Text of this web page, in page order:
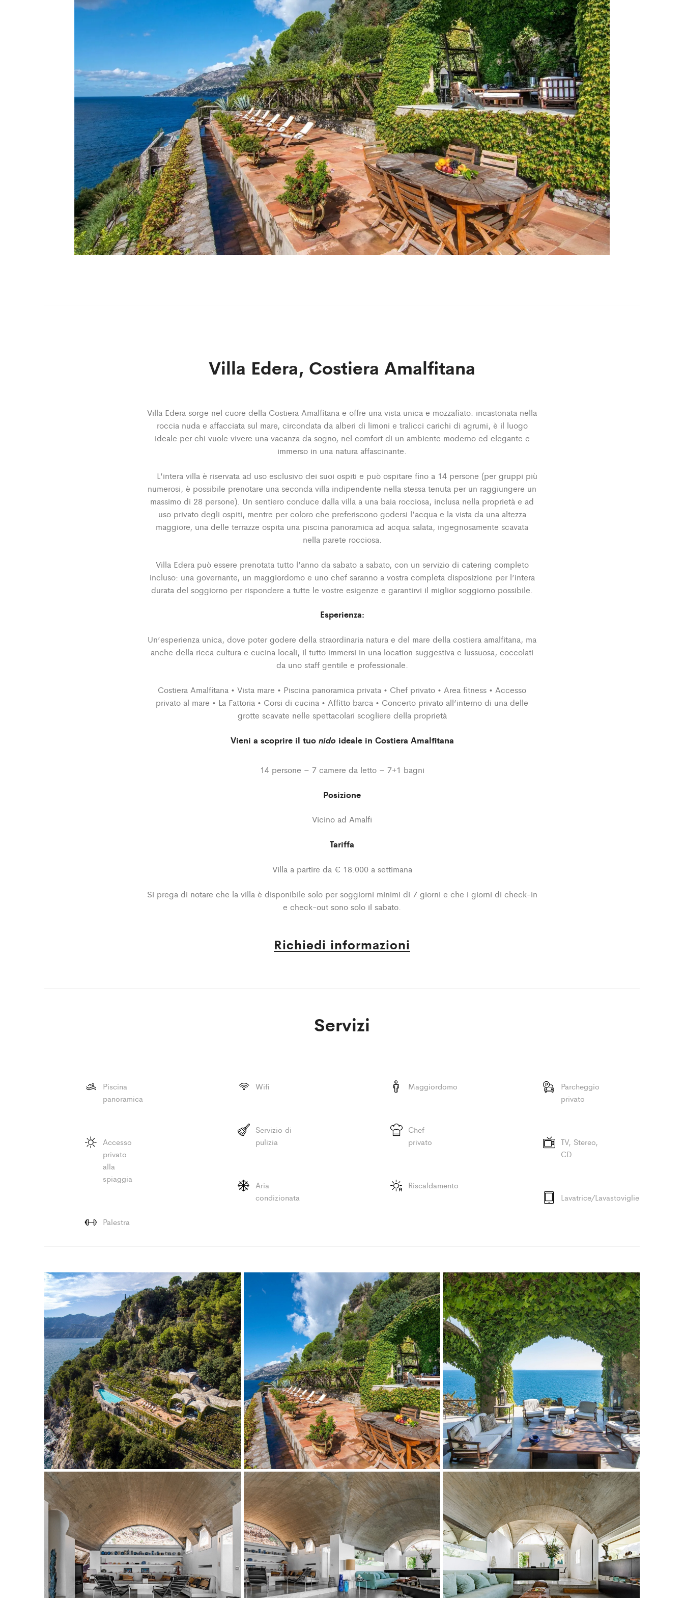
Villa Edera, Costiera Amalfitana
Villa Edera sorge nel cuore della Costiera Amalfitana e offre una vista unica e mozzafiato: incastonata nella
roccia nuda e affacciata sul mare, circondata da alberi di limoni e tralicci carichi di agrumi, è il luogo
ideale per chi vuole vivere una vacanza da sogno, nel comfort di un ambiente moderno ed elegante e
immerso in una natura affascinante.
L’intera villa è riservata ad uso esclusivo dei suoi ospiti e può ospitare fino a 14 persone (per gruppi più
numerosi, è possibile prenotare una seconda villa indipendente nella stessa tenuta per un raggiungere un
massimo di 28 persone). Un sentiero conduce dalla villa a una baia rocciosa, inclusa nella proprietà e ad
uso privato degli ospiti, mentre per coloro che preferiscono godersi l’acqua e la vista da una altezza
maggiore, una delle terrazze ospita una piscina panoramica ad acqua salata, ingegnosamente scavata
nella parete rocciosa.
Villa Edera può essere prenotata tutto l’anno da sabato a sabato, con un servizio di catering completo
incluso: una governante, un maggiordomo e uno chef saranno a vostra completa disposizione per l’intera
durata del soggiorno per rispondere a tutte le vostre esigenze e garantirvi il miglior soggiorno possibile.
Esperienza:
Un’esperienza unica, dove poter godere della straordinaria natura e del mare della costiera amalfitana, ma
anche della ricca cultura e cucina locali, il tutto immersi in una location suggestiva e lussuosa, coccolati
da uno staff gentile e professionale.
Costiera Amalfitana • Vista mare • Piscina panoramica privata • Chef privato • Area fitness • Accesso
privato al mare • La Fattoria • Corsi di cucina • Affitto barca • Concerto privato all’interno di una delle
grotte scavate nelle spettacolari scogliere della proprietà
Vieni a scoprire il tuo nidoideale in Costiera Amalfitana
14 persone – 7 camere da letto – 7+1 bagni
Posizione
Vicino ad Amalfi
Tariffa
Villa a partire da € 18.000 a settimana
Si prega di notare che la villa è disponibile solo per soggiorni minimi di 7 giorni e che i giorni di check-in
e check-out sono solo il sabato.
Richiedi informazioni
Servizi
Piscina
panoramica
Accesso
privato
alla
spiaggia
Palestra
Wifi
Servizio di
pulizia
Aria
condizionata
Maggiordomo
Chef
privato
Riscaldamento
Parcheggio
privato
TV, Stereo,
CD
Lavatrice/Lavastoviglie